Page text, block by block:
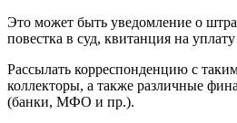
Это может быть уведомление о
повестка в суд, квитанция на
Рассылать корреспонденцию с
коллекторы, а также различные
(банки, МФО и пр.).